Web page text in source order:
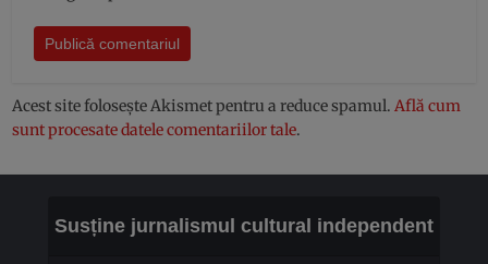
Acest site folosește Akismet pentru a reduce spamul.Află cum
sunt procesate datele comentariilor tale.
Susține jurnalismul cultural independent